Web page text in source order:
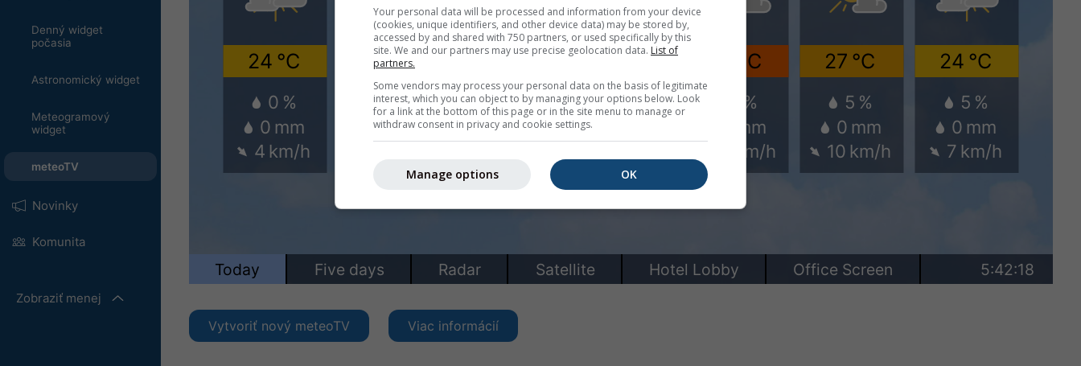
Denný widget
počasia
Astronomický widget
Meteogramový
widget
meteoTV
Novinky
Komunita
Zobraziť menej
Vytvoriť nový meteoTV Viac informácií
Your personal data will be processed and information from your device
(cookies, unique identifiers, and other device data) may be stored by,
accessed by and shared with 750 partners, or used specifically by this
site. We and our partners may use precise geolocation data. List of
partners.
Some vendors may process your personal data on the basis of legitimate
interest, which you can object to by managing your options below. Look
for a link at the bottom of this page or in the site menu to manage or
withdraw consent in privacy and cookie settings.
OK
Manage options